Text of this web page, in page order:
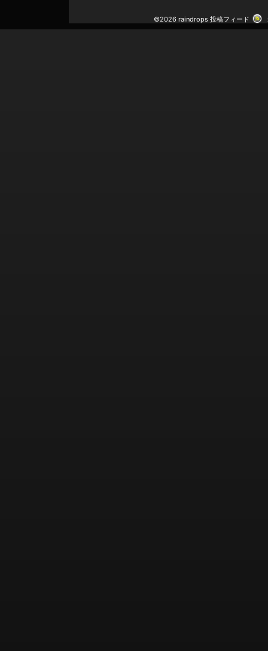
©2026 raindrops 投稿フィード